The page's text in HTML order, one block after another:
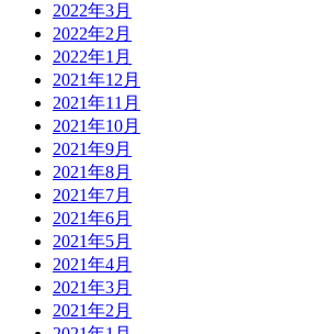
2022年3月
2022年2月
2022年1月
2021年12月
2021年11月
2021年10月
2021年9月
2021年8月
2021年7月
2021年6月
2021年5月
2021年4月
2021年3月
2021年2月